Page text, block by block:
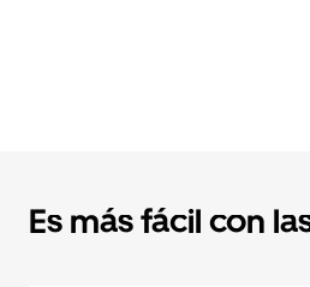
Es más fácil con